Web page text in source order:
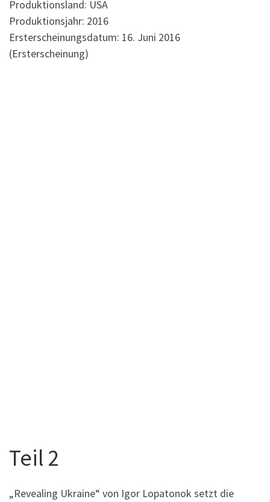
Produktionsland: USA
Produktionsjahr: 2016
Ersterscheinungsdatum: 16. Juni 2016
(Ersterscheinung)
Teil 2
„Revealing Ukraine“ von Igor Lopatonok setzt die